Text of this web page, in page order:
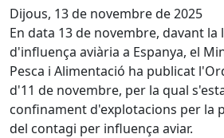
Dijous, 13 de novembre de 2025
En data 13 de novembre, davant
d'influença aviària a Espanya, el
Pesca i Alimentació ha publicat
d'11 de novembre, per la qual
confinament d'explotacions per la
del contagi per influença aviar.